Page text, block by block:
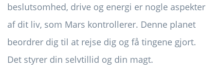
beslutsomhed, drive og energi er nogle aspekter
af dit liv, som Mars kontrollerer. Denne planet
beordrer dig til at rejse dig og få tingene gjort.
Det styrer din selvtillid og din magt.